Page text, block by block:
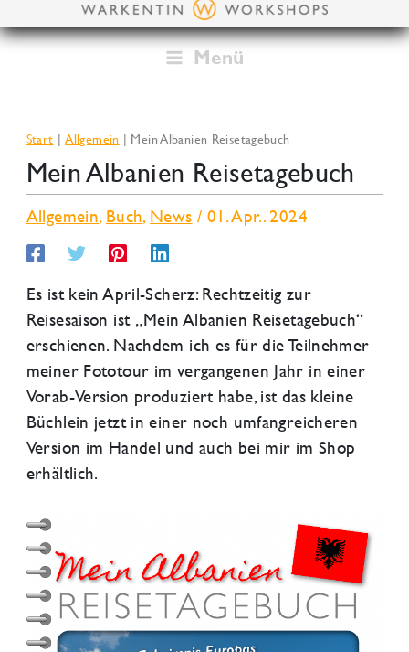
Inhalt
Menü
Start Allgemein Mein Albanien Reisetagebuch
Mein Albanien Reisetagebuch
Allgemein, Buch, News / 01. Apr.. 2024
Es ist kein April-Scherz: Rechtzeitig zur
Reisesaison ist „Mein Albanien Reisetagebuch“
erschienen. Nachdem ich es für die Teilnehmer
meiner Fototour im vergangenen Jahr in einer
Vorab-Version produziert habe, ist das kleine
Büchlein jetzt in einer noch umfangreicheren
Version im Handel und auch bei mir im Shop
erhältlich.